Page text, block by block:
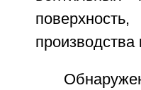
производства